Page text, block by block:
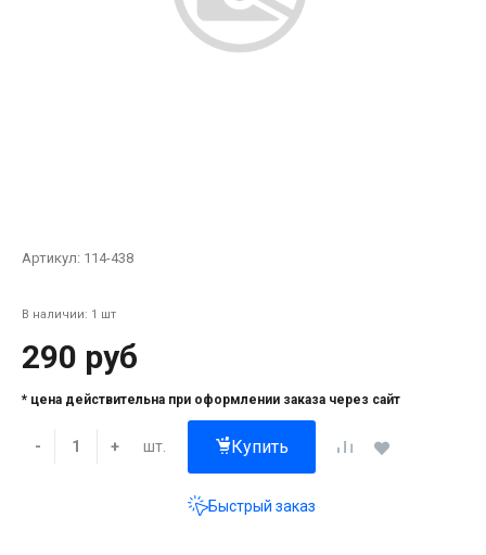
Артикул: 114-438
В наличии: 1 шт
290 руб
* цена действительна при оформлении заказа через сайт
- + шт. Купить
Быстрый заказ